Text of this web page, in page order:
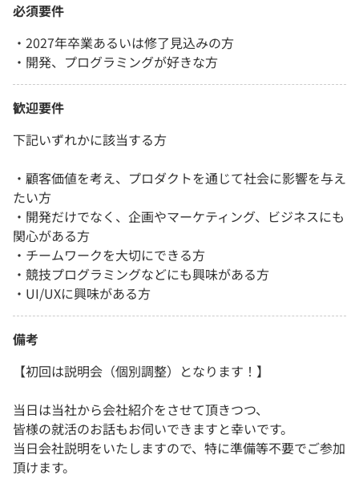
必須要件
・2027年卒業あるいは修了見込みの方
・開発、プログラミングが好きな方
歓迎要件
下記いずれかに該当する方
・顧客価値を考え、プロダクトを通じて社会に影響を与え
たい方
・開発だけでなく、企画やマーケティング、ビジネスにも
関心がある方
・チームワークを大切にできる方
・競技プログラミングなどにも興味がある方
・UI/UXに興味がある方
備考
【初回は説明会（個別調整）となります！】
当日は当社から会社紹介をさせて頂きつつ、
皆様の就活のお話もお伺いできますと幸いです。
当日会社説明をいたしますので、特に準備等不要でご参加
頂けます。